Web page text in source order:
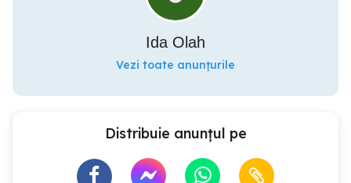
Ida Olah
Vezi toate anunțurile
Distribuie anunțul pe